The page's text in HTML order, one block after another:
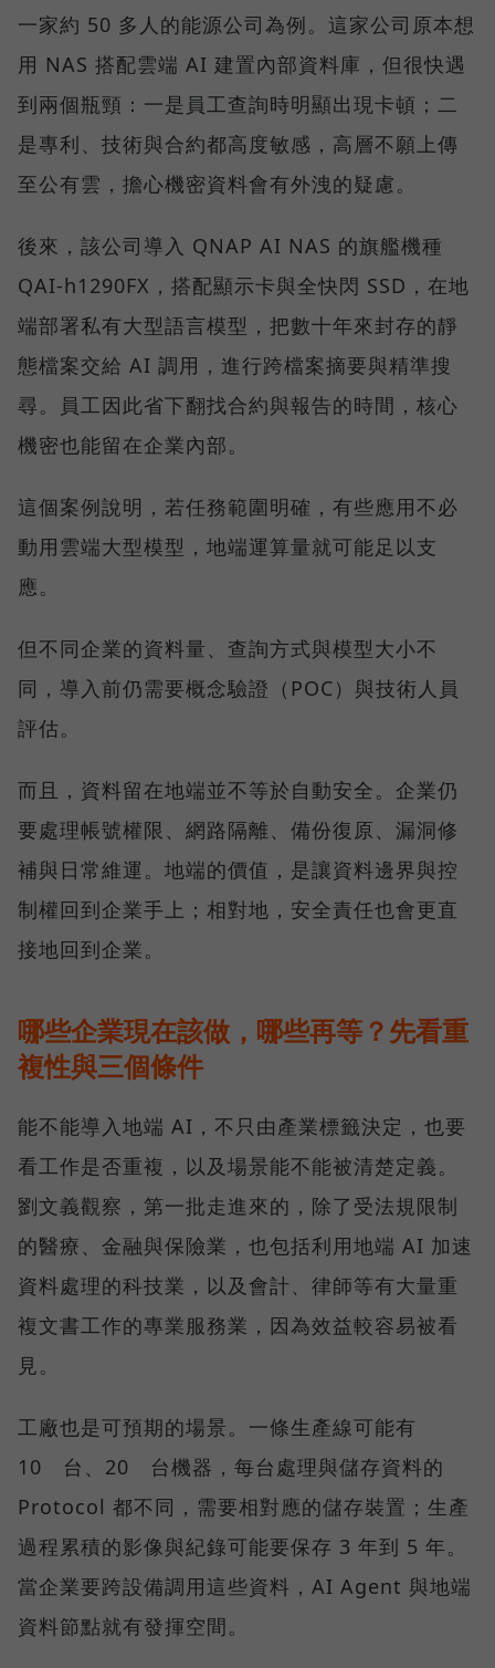
一家約 50 多人的能源公司為例。這家公司原本想
用 NAS 搭配雲端 AI 建置內部資料庫，但很快遇
到兩個瓶頸：一是員工查詢時明顯出現卡頓；二
是專利、技術與合約都高度敏感，高層不願上傳
至公有雲，擔心機密資料會有外洩的疑慮。
後來，該公司導入 QNAP AI NAS 的旗艦機種
QAI-h1290FX，搭配顯示卡與全快閃 SSD，在地
端部署私有大型語言模型，把數十年來封存的靜
態檔案交給 AI 調用，進行跨檔案摘要與精準搜
尋。員工因此省下翻找合約與報告的時間，核心
機密也能留在企業內部。
這個案例說明，若任務範圍明確，有些應用不必
動用雲端大型模型，地端運算量就可能足以支
應。
但不同企業的資料量、查詢方式與模型大小不
同，導入前仍需要概念驗證（POC）與技術人員
評估。
而且，資料留在地端並不等於自動安全。企業仍
要處理帳號權限、網路隔離、備份復原、漏洞修
補與日常維運。地端的價值，是讓資料邊界與控
制權回到企業手上；相對地，安全責任也會更直
接地回到企業。
哪些企業現在該做，哪些再等？先看重
複性與三個條件
能不能導入地端 AI，不只由產業標籤決定，也要
看工作是否重複，以及場景能不能被清楚定義。
劉文義觀察，第一批走進來的，除了受法規限制
的醫療、金融與保險業，也包括利用地端 AI 加速
資料處理的科技業，以及會計、律師等有大量重
複文書工作的專業服務業，因為效益較容易被看
見。
工廠也是可預期的場景。一條生產線可能有
10 台、20 台機器，每台處理與儲存資料的
Protocol 都不同，需要相對應的儲存裝置；生產
過程累積的影像與紀錄可能要保存 3 年到 5 年。
當企業要跨設備調用這些資料，AI Agent 與地端
資料節點就有發揮空間。